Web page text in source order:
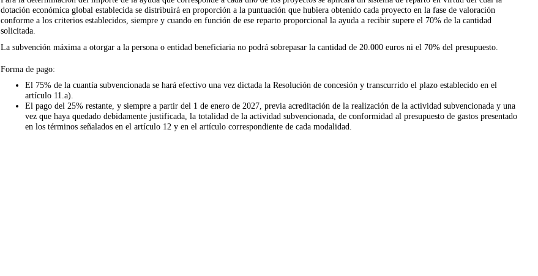
dotación económica global establecida se distribuirá en proporción a la puntuación que hubiera obtenido cada proyecto en la fase de valoración
conforme a los criterios establecidos, siempre y cuando en función de ese reparto proporcional la ayuda a recibir supere el 70% de la cantidad
solicitada.
La subvención máxima a otorgar a la persona o entidad beneficiaria no podrá sobrepasar la cantidad de 20.000 euros ni el 70% del presupuesto.
Forma de pago:
El 75% de la cuantía subvencionada se hará efectivo una vez dictada la Resolución de concesión y transcurrido el plazo establecido en el
artículo 11.a).
El pago del 25% restante, y siempre a partir del 1 de enero de 2027, previa acreditación de la realización de la actividad subvencionada y una
vez que haya quedado debidamente justificada, la totalidad de la actividad subvencionada, de conformidad al presupuesto de gastos presentado
en los términos señalados en el artículo 12 y en el artículo correspondiente de cada modalidad.